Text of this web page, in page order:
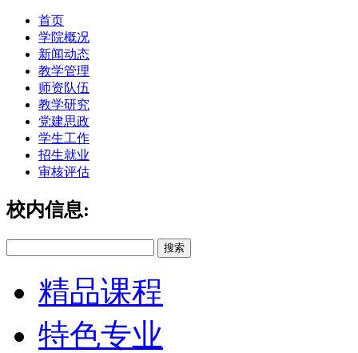
首页
学院概况
新闻动态
教学管理
师资队伍
教学研究
党建思政
学生工作
招生就业
审核评估
校内信息:
精品课程
特色专业